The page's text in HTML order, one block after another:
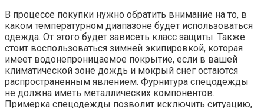
В процессе покупки нужно обратить внимание на то, в
каком температурном диапазоне будет использоваться
одежда. От этого будет зависеть класс защиты. Также
стоит воспользоваться зимней экипировкой, которая
имеет водонепроницаемое покрытие, если в вашей
климатической зоне дождь и мокрый снег остаются
распространенным явлением. Фурнитура спецодежды
не должна иметь металлических компонентов.
Примерка спецодежды позволит исключить ситуацию,